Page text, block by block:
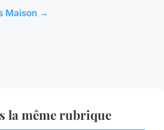
Maison →
la même rubrique